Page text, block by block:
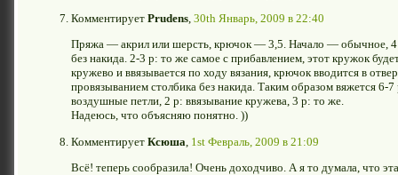
Комментирует Prudens 30th Январь, 2009 в 22:40
Пряжа — акрил или шерсть, крючок — 3,5. Начало — обычное, 4
без накида. 2-3 р: то же самое с прибавлением, этот кружок
кружево и ввязывается по ходу вязания, крючок вводится в
провязыванием столбика без накида. Таким образом вяжется 6-
воздушные петли, 2 р: ввязывание кружева, 3 р: то же.
Надеюсь, что объясняю понятно. ))
Комментирует Ксюша 1st Февраль, 2009 в 21:09
Всё! теперь сообразила! Очень доходчиво. А я то думала, что